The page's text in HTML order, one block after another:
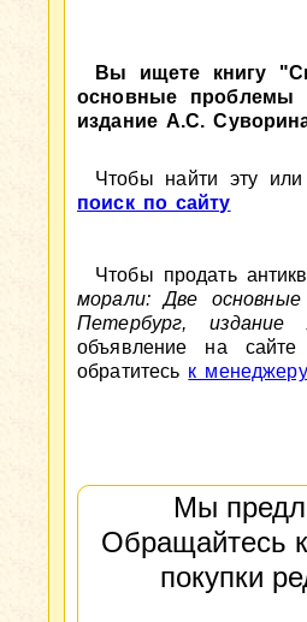
Вы ищете книгу
основные проблемы
издание А.С.
Чтобы найти эту или
поиск по сайту
Чтобы продать
морали: Две
Петербург,
объявление на сайте
обратитесь к
Мы
Обращайтесь
покупки